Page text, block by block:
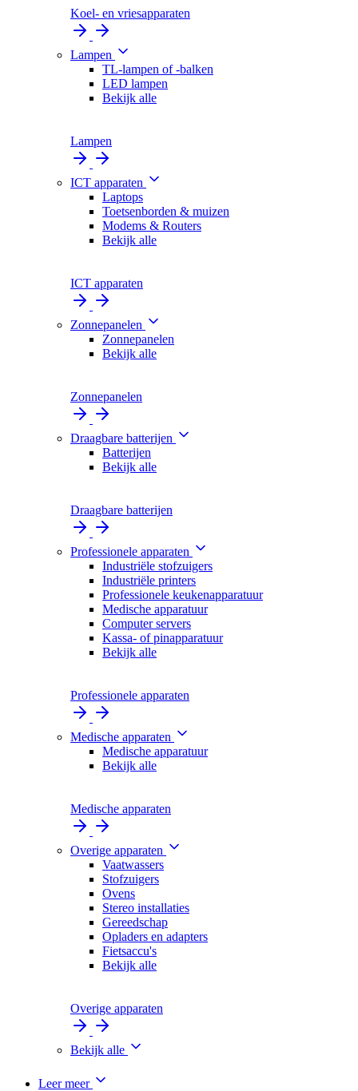
Koel- en vriesapparaten
Lampen
TL-lampen of -balken
LED lampen
Bekijk alle
Lampen
ICT apparaten
Laptops
Toetsenborden & muizen
Modems & Routers
Bekijk alle
ICT apparaten
Zonnepanelen
Zonnepanelen
Bekijk alle
Zonnepanelen
Draagbare batterijen
Batterijen
Bekijk alle
Draagbare batterijen
Professionele apparaten
Industriële stofzuigers
Industriële printers
Professionele keukenapparatuur
Medische apparatuur
Computer servers
Kassa- of pinapparatuur
Bekijk alle
Professionele apparaten
Medische apparaten
Medische apparatuur
Bekijk alle
Medische apparaten
Overige apparaten
Vaatwassers
Stofzuigers
Ovens
Stereo installaties
Gereedschap
Opladers en adapters
Fietsaccu's
Bekijk alle
Overige apparaten
Bekijk alle
Leer meer